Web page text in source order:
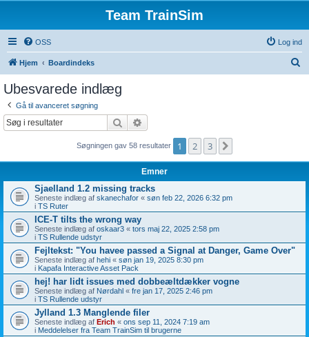
Team TrainSim
OSS Log ind
Hjem Boardindeks
Ubesvarede indlæg
Gå til avanceret søgning
Søg
Søgningen gav 58 resultater 1 2 3
Emner
Sjaelland 1.2 missing tracks
Seneste indlæg af skanechafor « søn feb 22, 2026 6:32 pm
i TS Ruter
ICE-T tilts the wrong way
Seneste indlæg af oskaar3 « tors maj 22, 2025 2:58 pm
i TS Rullende udstyr
Fejltekst: "You havee passed a Signal at Danger, Game Over"
Seneste indlæg af hehi « søn jan 19, 2025 8:30 pm
i Kapafa Interactive Asset Pack
hej! har lidt issues med dobbeæltdækker vogne
Seneste indlæg af Nørdahl « fre jan 17, 2025 2:46 pm
i TS Rullende udstyr
Jylland 1.3 Manglende filer
Seneste indlæg af Erich « ons sep 11, 2024 7:19 am
i Meddelelser fra Team TrainSim til brugerne